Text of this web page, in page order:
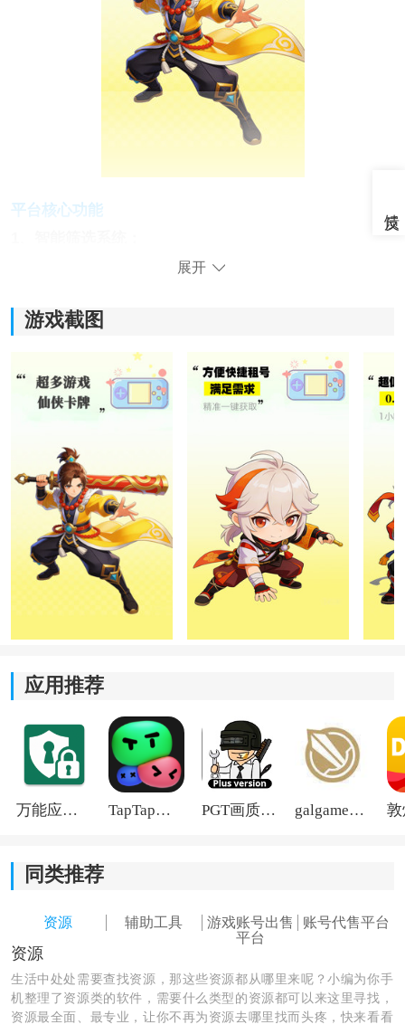
平台核心功能
多维度条件进行精准筛选，帮助用户从海量账号库中快
速定位符合心意的目标。
2、账号详情透明化：
每个上架账号均提供详细的角色面板展示，包括等级、
到心中有数。
3、安全保障体系：
平台采用第三方资金托管与账号信息加密技术，确保交
易全程资金安全，并承诺对虚假信息账号进行先行赔
付。
4、租号流程极简化：
从浏览、选择到支付、上号，整个流程
即便是新手用户也能在几分钟内完成首次租号体验。
展开
游戏截图
应用推荐
万能应用隐藏 TapTap国际版2026 PGT画质助手旧版 galgame游戏盒子2026
同类推荐
资源 辅助工具
游戏账号出售
平台
账号代售平台
资源
生活中处处需要查找资源，那这些资源都从哪里来呢？小编为你手
机整理了资源类的软件，需要什么类型的资源都可以来这里寻找，
资源最全面、最专业，让你不再为资源去哪里找而头疼，快来看看